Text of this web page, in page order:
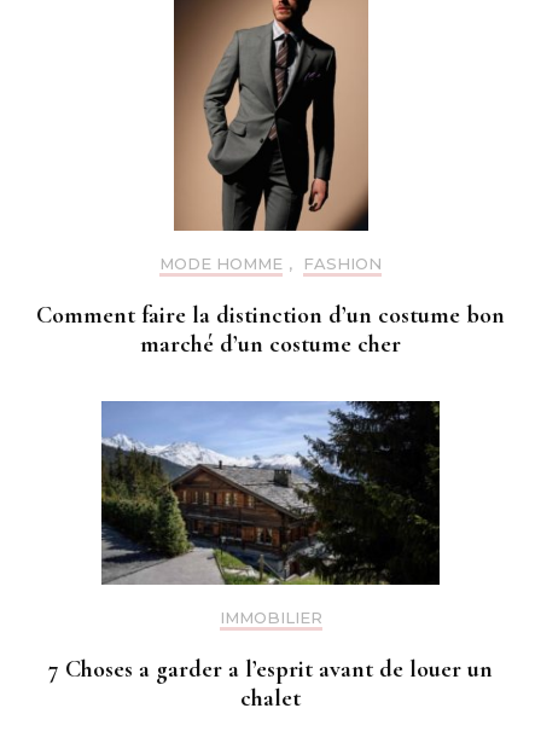
MODE HOMME , FASHION
Comment faire la distinction d’un costume bon
marché d’un costume cher
IMMOBILIER
7 Choses a garder a l’esprit avant de louer un
chalet